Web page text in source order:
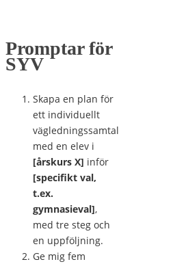
Promptar för
SYV
Skapa en plan för
ett individuellt
vägledningssamtal
med en elev i
[årskurs X] inför
[specifikt val,
t.ex.
gymnasieval],
med tre steg och
en uppföljning.
Ge mig fem